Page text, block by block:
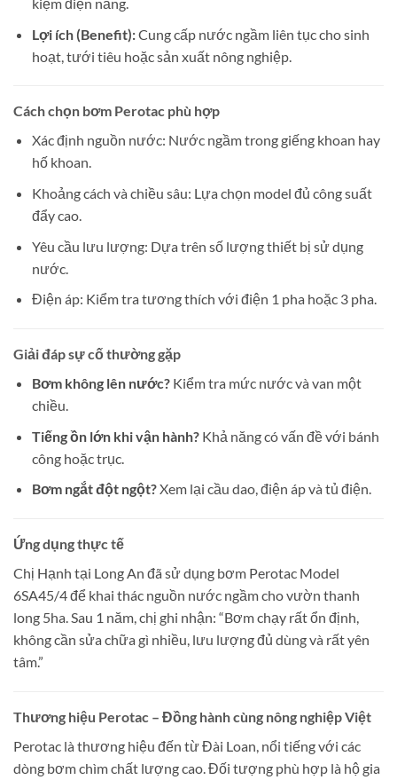
Lợi ích (Benefit):Cung cấp nước ngầm liên tục cho sinh
hoạt, tưới tiêu hoặc sản xuất nông nghiệp.
Cách chọn bơm Perotac phù hợp
Xác định nguồn nước: Nước ngầm trong giếng khoan hay
hố khoan.
Khoảng cách và chiều sâu: Lựa chọn model đủ công suất
đẩy cao.
Yêu cầu lưu lượng: Dựa trên số lượng thiết bị sử dụng
nước.
Điện áp: Kiểm tra tương thích với điện 1 pha hoặc 3 pha.
Giải đáp sự cố thường gặp
Bơm không lên nước?Kiểm tra mức nước và van một
chiều.
Tiếng ồn lớn khi vận hành?Khả năng có vấn đề với bánh
công hoặc trục.
Bơm ngắt đột ngột?Xem lại cầu dao, điện áp và tủ điện.
Ứng dụng thực tế
Chị Hạnh tại Long An đã sử dụng bơm Perotac Model
6SA45/4 để khai thác nguồn nước ngầm cho vườn thanh
long 5ha. Sau 1 năm, chị ghi nhận: “Bơm chạy rất ổn định,
không cần sửa chữa gì nhiều, lưu lượng đủ dùng và rất yên
tâm.”
Thương hiệu Perotac – Đồng hành cùng nông nghiệp Việt
Perotac là thương hiệu đến từ Đài Loan, nổi tiếng với các
dòng bơm chìm chất lượng cao. Đối tượng phù hợp là hộ gia